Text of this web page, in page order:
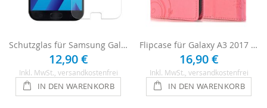
Schutzglas für Samsung Galaxy A3 2017 aus Echtglas
12,90 €
Inkl. MwSt. , versandkostenfrei
IN DEN WARENKORB
Flipcase für Galaxy A3 2017 mit Blumen Motiv - Rosa
16,90 €
Inkl. MwSt. , versandkostenfrei
IN DEN WARENKORB